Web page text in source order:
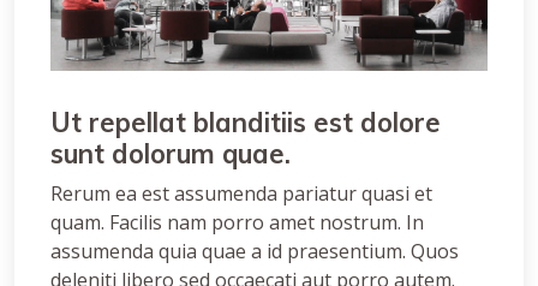
Ut repellat blanditiis est dolore
sunt dolorum quae.
Rerum ea est assumenda pariatur quasi et
quam. Facilis nam porro amet nostrum. In
assumenda quia quae a id praesentium. Quos
deleniti libero sed occaecati aut porro autem.